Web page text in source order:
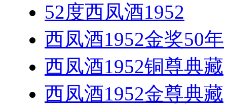
52度西凤酒1952
西凤酒1952金奖50年
西凤酒1952铜尊典藏
西凤酒1952金尊典藏